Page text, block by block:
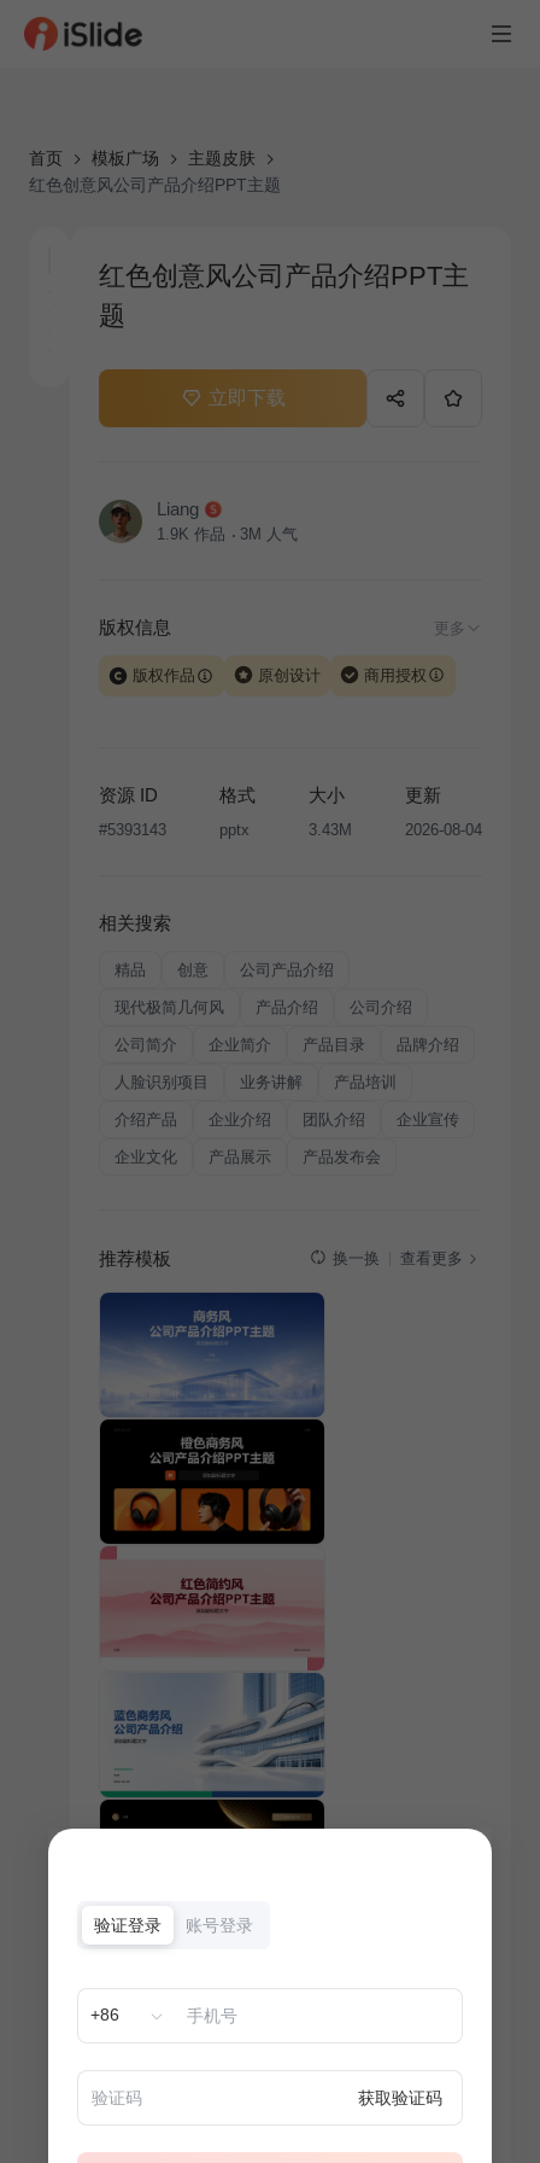
首页 模板广场
主题皮肤
红色创意风公司产品介绍PPT主题
红色创意风公司产品介绍PPT主
题
立即下载
Liang
1.9K 作品 3M 人气
版权信息 更多
版权作品 原创设计 商用授权
版权声明
条款，禁止任何形式的转让、出售或出租，未
经投权许可任何人不得擅自转载和分发，否则将接照我
资源 ID
#5393143
格式
pptx
大小
3.43M
更新
2026-08-04
相关搜索
精品 创意 公司产品介绍
现代极简几何风 产品介绍 公司介绍
公司简介 企业简介 产品目录 品牌介绍
人脸识别项目 业务讲解 产品培训
介绍产品 企业介绍 团队介绍 企业宣传
企业文化 产品展示 产品发布会
推荐模板 换一换 查看更多
验证登录 账号登录
+86
获取验证码